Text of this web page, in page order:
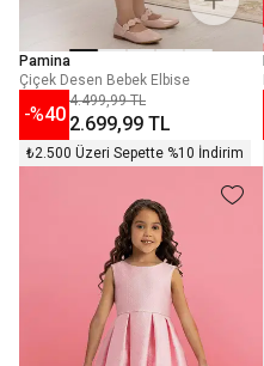
Pamina
Çiçek Desen Bebek Elbise
-%40
4.499,99 TL
2.699,99 TL
₺2.500 Üzeri Sepette %10 İndirim